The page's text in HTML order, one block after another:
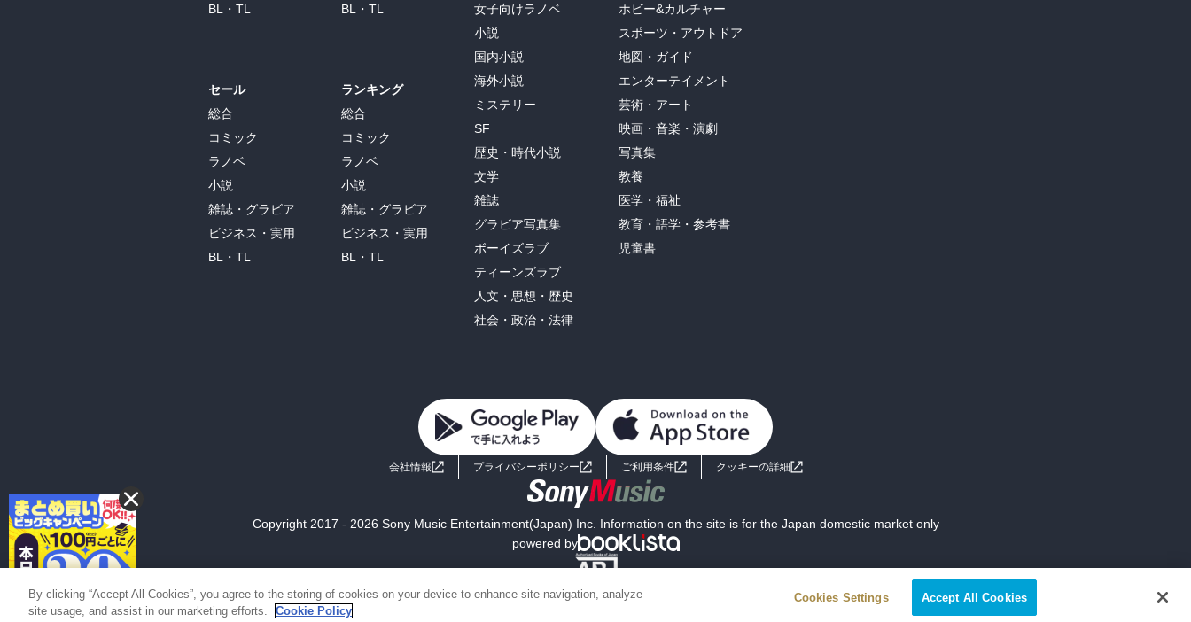
BL・TL
セール
総合
コミック
ラノベ
小説
雑誌・グラビア
ビジネス・実用
BL・TL
BL・TL
ランキング
総合
コミック
ラノベ
小説
雑誌・グラビア
ビジネス・実用
BL・TL
女子向けラノベ
小説
国内小説
海外小説
ミステリー
SF
歴史・時代小説
文学
雑誌
グラビア写真集
ボーイズラブ
ティーンズラブ
人文・思想・歴史
社会・政治・法律
ホビー&カルチャー
スポーツ・アウトドア
地図・ガイド
エンターテイメント
芸術・アート
映画・音楽・演劇
写真集
教養
医学・福祉
教育・語学・参考書
児童書
会社情報 プライバシーポリシー ご利用条件 クッキーの詳細
Copyright 2017 - 2026 Sony Music Entertainment(Japan) Inc. Information on the site is for the Japan domestic market only
powered by
By clicking “Accept All Cookies”, you agree to the storing of cookies on your device to enhance site navigation, analyze
site usage, and assist in our marketing efforts.
Cookie Policy
Cookies Settings Accept All Cookies